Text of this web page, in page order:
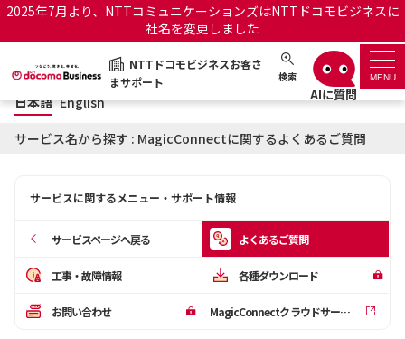
2025年7月より、NTTコミュニケーションズはNTTドコモビジネスに
社名を変更しました
NTTドコモビジネスお客さ
まサポート
検索 MENU
NTTドコモビジネスお客さまサポート 日本語 English
サポートトップ
お知らせ サポートサイトの使い方
OCNのお客さまはこちら
工事・故障情報通知サー
日本語 English
サービス名から探す : MagicConnectに関するよくあるご質問
サービスに関するメニュー・サポート情報
サービスページへ戻る よくあるご質問
工事・故障情報 各種ダウンロード
お問い合わせ MagicConnectクラウドサービス管理機能